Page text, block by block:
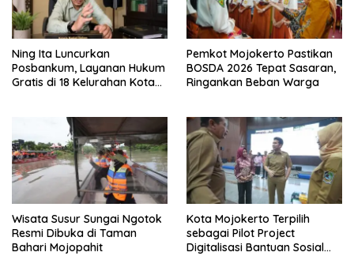
Ning Ita Luncurkan
Posbankum, Layanan Hukum
Gratis di 18 Kelurahan Kota
Pemkot Mojokerto Pastikan
BOSDA 2026 Tepat Sasaran,
Ringankan Beban Warga
Wisata Susur Sungai Ngotok
Resmi Dibuka di Taman
Bahari Mojopahit
Kota Mojokerto Terpilih
sebagai Pilot Project
Digitalisasi Bantuan Sosial